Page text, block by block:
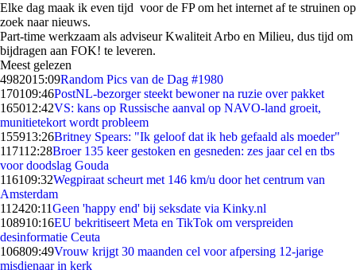
Elke dag maak ik even tijd voor de FP om het internet af te struinen op
zoek naar nieuws.
Part-time werkzaam als adviseur Kwaliteit Arbo en Milieu, dus tijd om
bijdragen aan FOK! te leveren.
Meest gelezen
4982015:09Random Pics van de Dag #1980
170109:46PostNL-bezorger steekt bewoner na ruzie over pakket
165012:42VS: kans op Russische aanval op NAVO-land groeit,
munitietekort wordt probleem
155913:26Britney Spears: "Ik geloof dat ik heb gefaald als moeder"
117112:28Broer 135 keer gestoken en gesneden: zes jaar cel en tbs
voor doodslag Gouda
116109:32Wegpiraat scheurt met 146 km/u door het centrum van
Amsterdam
112420:11Geen 'happy end' bij seksdate via Kinky.nl
108910:16EU bekritiseert Meta en TikTok om verspreiden
desinformatie Ceuta
106809:49Vrouw krijgt 30 maanden cel voor afpersing 12-jarige
misdienaar in kerk